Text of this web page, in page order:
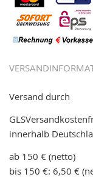
Versand durch
innerhalb
ab 150 € (netto)
bis 150 €: 6,50 €